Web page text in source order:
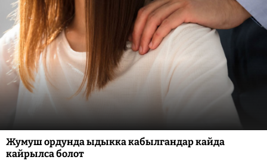
Жумуш ордунда ыдыкка кабылгандар кайда
кайрылса болот